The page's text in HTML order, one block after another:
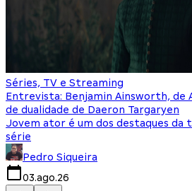
Séries, TV e Streaming
Entrevista: Benjamin Ainsworth, de
de dualidade de Daeron Targaryen
Jovem ator é um dos destaques da
série
Pedro Siqueira
03.ago.26